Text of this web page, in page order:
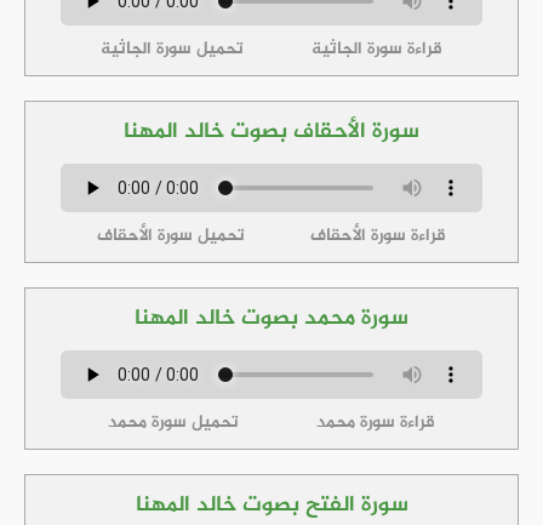
قراءة سورة الجاثية تحميل سورة الجاثية
سورة الأحقاف بصوت خالد المهنا
قراءة سورة الأحقاف تحميل سورة الأحقاف
سورة محمد بصوت خالد المهنا
قراءة سورة محمد تحميل سورة محمد
سورة الفتح بصوت خالد المهنا